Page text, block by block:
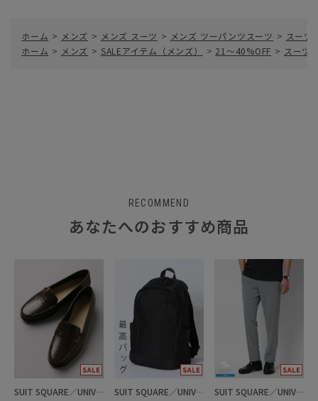
ホーム > メンズ > メンズ スーツ > メンズ ツーパンツスーツ > スーツ
ホーム > メンズ > SALEアイテム（メンズ） > 21～40%OFF > スーツ
RECOMMEND
あなたへのおすすめ商品
SUIT SQUARE／UNIVERSAL LANGUAGE
SUIT SQUARE／UNIVERSAL LANGUAGE
SUIT SQUARE／UNIVERSAL LANGUAGE